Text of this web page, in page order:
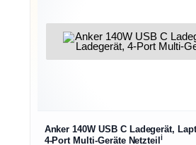
Anker 140W USB C Ladegerät,
4-Port Multi-Geräte Netzteilℹ︎